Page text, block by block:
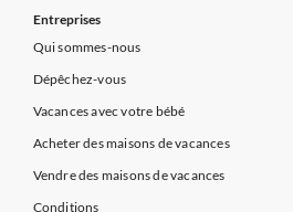
Entreprises
Qui sommes-nous
Dépêchez-vous
Vacances avec votre bébé
Acheter des maisons de vacances
Vendre des maisons de vacances
Conditions